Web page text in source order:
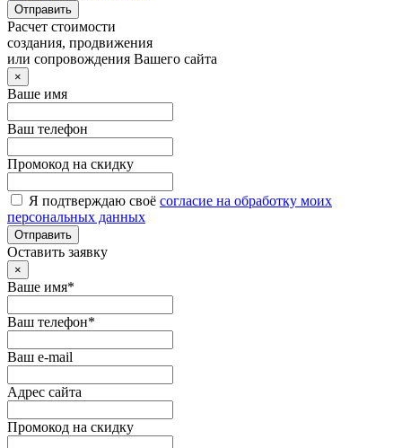
Отправить
Расчет стоимости
создания, продвижения
или сопровождения Вашего сайта
×
Ваше имя
Ваш телефон
Промокод на скидку
Я подтверждаю своё согласие на обработку моих
персональных данных
Отправить
Оставить заявку
×
Ваше имя*
Ваш телефон*
Ваш e-mail
Адрес сайта
Промокод на скидку